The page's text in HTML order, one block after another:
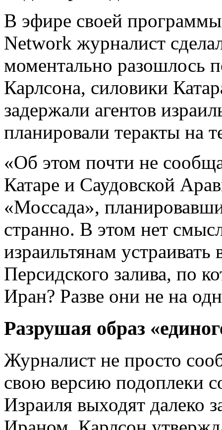
В эфире своей
Network журналист
моментально
Карлсона, силовики
задержали агентов
планировали теракты на
«Об этом почти не
Катаре и Саудовской
«Моссада»,
странно. В этом нет
израильтянам
Персидского залива, по
Иран? Разве они не на
Разрушая образ
Журналист не просто
свою версию подоплеки
Израиля выходят далеко